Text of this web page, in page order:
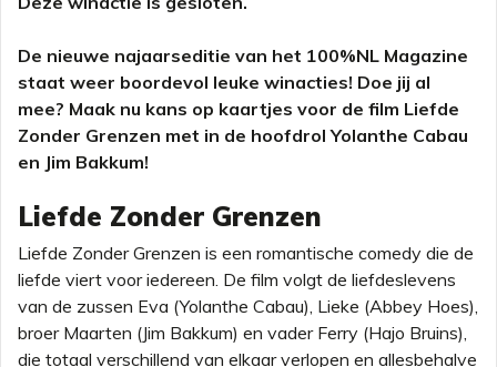
De nieuwe najaarseditie van het 100%NL Magazine
staat weer boordevol leuke winacties! Doe jij al
mee? Maak nu kans op kaartjes voor de film Liefde
Zonder Grenzen met in de hoofdrol Yolanthe Cabau
en Jim Bakkum!
Liefde Zonder Grenzen
Liefde Zonder Grenzen is een romantische comedy die de
liefde viert voor iedereen. De film volgt de liefdeslevens
van de zussen Eva (Yolanthe Cabau), Lieke (Abbey Hoes),
broer Maarten (Jim Bakkum) en vader Ferry (Hajo Bruins),
die totaal verschillend van elkaar verlopen en allesbehalve